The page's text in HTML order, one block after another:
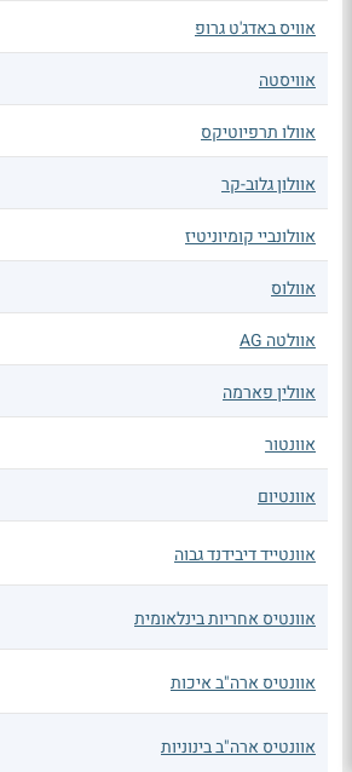
אוויס באדג'ט גרופ
אוויסטה
אוולו תרפיוטיקס
אוולון גלוב-קר
אוולונביי קומיוניטיז
אוולוס
אוולטה AG
אוולין פארמה
אוונטור
אוונטיום
אוונטייד דיבידנד גבוה
אוונטיס אחריות בינלאומית
אוונטיס ארה"ב איכות
אוונטיס ארה"ב בינוניות